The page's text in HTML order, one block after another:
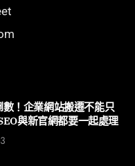
！企業網站搬遷不能只
與新官網都要一起處理